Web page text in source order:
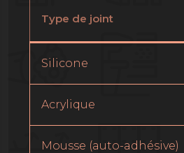
Type de joint
Silicone
Acrylique
Mousse (auto-adhésive)